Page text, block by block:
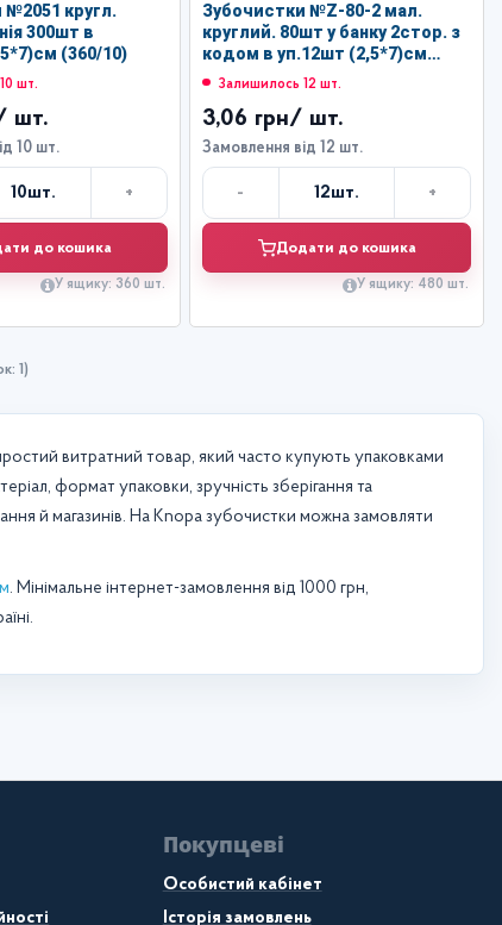
№2051 кругл.
300шт в
(360/10)
шт.
шт.
10 шт.
10шт. +
до кошика
У ящику: 360 шт.
Зубочистки №Z-80-2 мал.
круглий. 80шт у банку 2стор. з
кодом в уп.12шт (2,5*7)см
(480/12)
Залишилось 12 шт.
3,06 грн/ шт.
Замовлення від 12 шт.
- 12шт. +
Додати до кошика
У ящику: 480 шт.
1)
витратний товар, який часто купують упаковками
формат упаковки, зручність зберігання та
й магазинів. На Knopa зубочистки можна замовляти
. Мінімальне інтернет-замовлення від 1000 грн,
Покупцеві
Особистий кабінет
Історія замовлень